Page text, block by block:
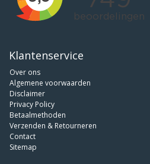
Klantenservice
Over ons
Algemene voorwaarden
Disclaimer
Privacy Policy
Betaalmethoden
Verzenden & Retourneren
Contact
Sitemap